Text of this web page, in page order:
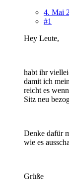
4. Mai
#1
Hey Leute,
habt ihr
damit ich
reicht es
Sitz neu
Denke dafür
wie es
Grüße